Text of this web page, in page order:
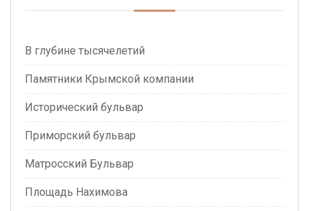
В глубине тысячелетий
Памятники Крымской компании
Исторический бульвар
Приморский бульвар
Матросский Бульвар
Площадь Нахимова